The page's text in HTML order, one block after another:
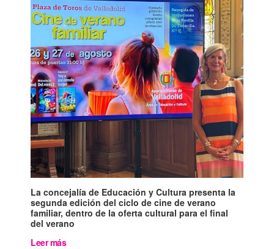
La concejalía de Educación y Cultura presenta la
segunda edición del ciclo de cine de verano
familiar, dentro de la oferta cultural para el final
del verano
Leer más